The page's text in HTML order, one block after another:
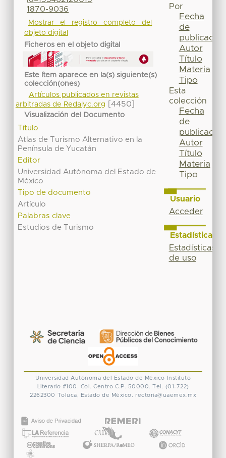
1870-9036
Mostrar el registro completo del
objeto digital
Ficheros en el objeto digital
Este ítem aparece en la(s) siguiente(s)
colección(ones)
Artículos publicados en revistas
arbitradas de Redalyc.org
[4450]
Visualización del Documento
Título
Atlas de Turismo Alternativo en la
Península de Yucatán
Editor
Universidad Autónoma del Estado de
México
Tipo de documento
Artículo
Palabras clave
Estudios de Turismo
Por
Fecha
de
publicación
Autor
Título
Materia
Tipo
Esta
colección
Fecha
de
publicación
Autor
Título
Materia
Tipo
Usuario
Acceder
Estadísticas
Estadísticas
de uso
Universidad Autónoma del Estado de México
Instituto
Literario #100. Col. Centro C.P. 50000. Tel. (01-722)
2262300 Toluca, Estado de México. rectoria@uaemex.mx